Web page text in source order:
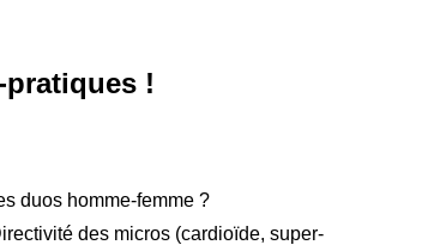
!
duos homme-femme ?
des micros (cardioïde, super-